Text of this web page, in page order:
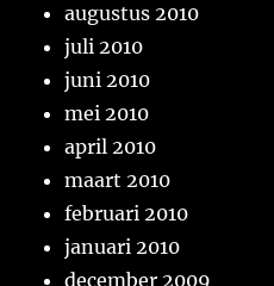
augustus 2010
juli 2010
juni 2010
mei 2010
april 2010
maart 2010
februari 2010
januari 2010
december 2009